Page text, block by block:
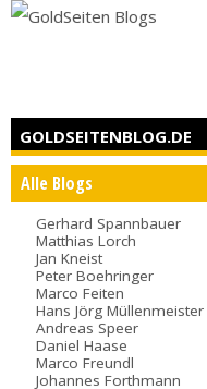
GOLDSEITENBLOG.DE
Alle Blogs
Gerhard Spannbauer
Matthias Lorch
Jan Kneist
Peter Boehringer
Marco Feiten
Hans Jörg Müllenmeister
Andreas Speer
Daniel Haase
Marco Freundl
Johannes Forthmann